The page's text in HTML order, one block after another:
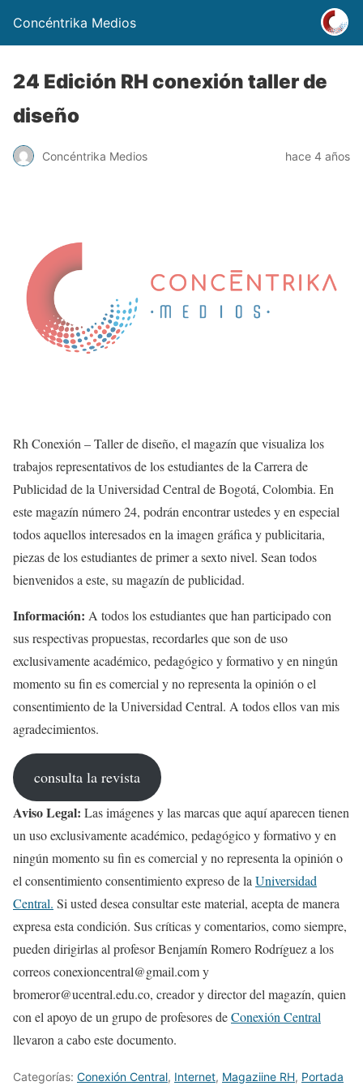
Concéntrika Medios
24 Edición RH conexión taller de
diseño
Concéntrika Medios hace 4 años
Rh Conexión – Taller de diseño, el magazín que visualiza los
trabajos representativos de los estudiantes de la Carrera de
Publicidad de la Universidad Central de Bogotá, Colombia. En
este magazín número 24, podrán encontrar ustedes y en especial
todos aquellos interesados en la imagen gráfica y publicitaria,
piezas de los estudiantes de primer a sexto nivel. Sean todos
bienvenidos a este, su magazín de publicidad.
Información: A todos los estudiantes que han participado con
sus respectivas propuestas, recordarles que son de uso
exclusivamente académico, pedagógico y formativo y en ningún
momento su fin es comercial y no representa la opinión o el
consentimiento de la Universidad Central. A todos ellos van mis
agradecimientos.
consulta la revista
Aviso Legal: Las imágenes y las marcas que aquí aparecen tienen
un uso exclusivamente académico, pedagógico y formativo y en
ningún momento su fin es comercial y no representa la opinión o
el consentimiento consentimiento expreso de laUniversidad
Central. Si usted desea consultar este material, acepta de manera
expresa esta condición. Sus críticas y comentarios, como siempre,
pueden dirigirlas al profesor Benjamín Romero Rodríguez a los
correos conexioncentral@gmail.com y
bromeror@ucentral.edu.co, creador y director del magazín, quien
con el apoyo de un grupo de profesores deConexión Central
llevaron a cabo este documento.
Categorías: Conexión Central, Internet, Magaziine RH, Portada